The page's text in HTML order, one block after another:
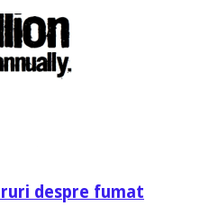
despre fumat